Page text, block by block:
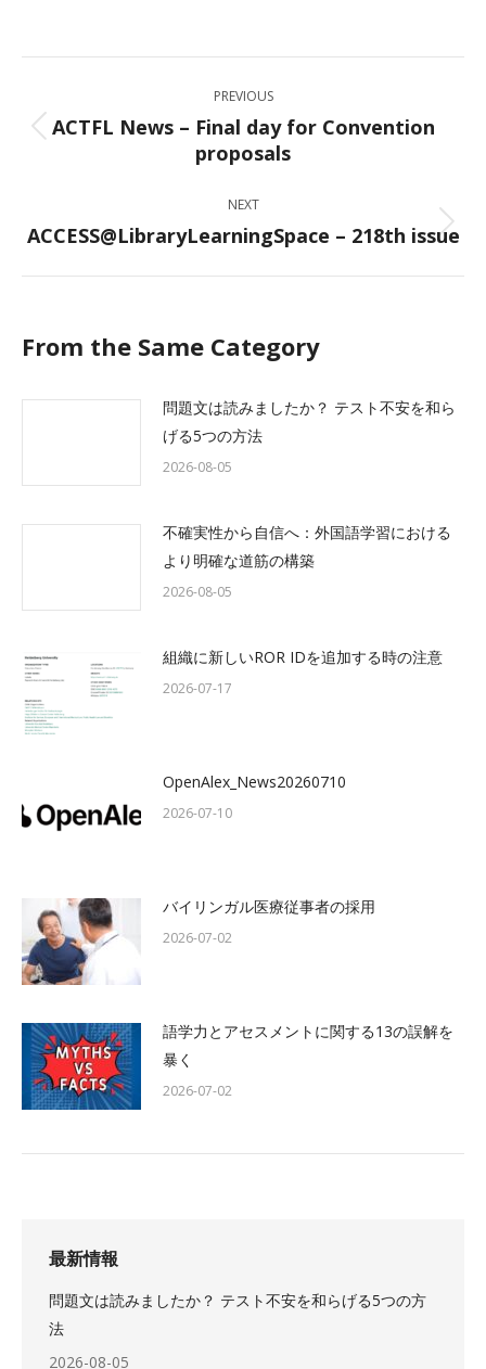
Facebook
X
LinkedInWhatsApp
navigation
PREVIOUS
Previous
post:
ACTFL News – Final day for Convention
proposals
NEXT
Next
ACCESS@LibraryLearningSpace – 218th issue
From the Same Category
問題文は読みましたか？ テスト不安を和ら
げる5つの方法
2026-08-05
不確実性から自信へ：外国語学習における
より明確な道筋の構築
2026-08-05
組織に新しいROR IDを追加する時の注意
2026-07-17
OpenAlex_News20260710
2026-07-10
バイリンガル医療従事者の採用
2026-07-02
語学力とアセスメントに関する13の誤解を
暴く
2026-07-02
最新情報
問題文は読みましたか？ テスト不安を和らげる5つの方
法
2026-08-05